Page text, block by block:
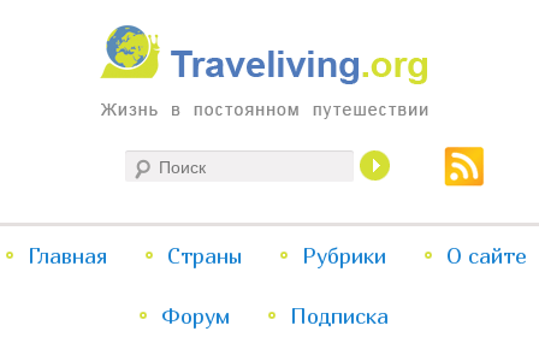
Traveliving
Жизнь в постоянном путешествии
меню
Перейти
к
Перейти
к
Главная Страны Рубрики О сайте
Форум Подписка